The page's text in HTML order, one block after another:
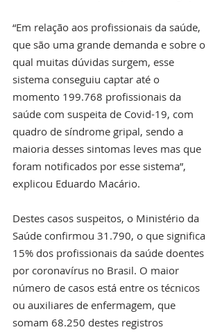
“Em relação aos profissionais da saúde,
que são uma grande demanda e sobre o
qual muitas dúvidas surgem, esse
sistema conseguiu captar até o
momento 199.768 profissionais da
saúde com suspeita de Covid-19, com
quadro de síndrome gripal, sendo a
maioria desses sintomas leves mas que
foram notificados por esse sistema”,
explicou Eduardo Macário.
Destes casos suspeitos, o Ministério da
Saúde confirmou 31.790, o que significa
15% dos profissionais da saúde doentes
por coronavírus no Brasil. O maior
número de casos está entre os técnicos
ou auxiliares de enfermagem, que
somam 68.250 destes registros